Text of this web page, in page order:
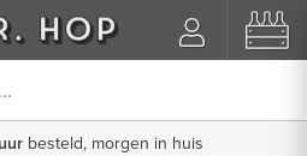
besteld, morgen in huis